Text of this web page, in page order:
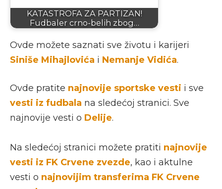
KATASTROFA ZA PARTIZAN!
Fudbaler crno-belih zbog…
Ovde možete saznati sve životu i karijeri
Siniše Mihajlovića i Nemanje Vidića.
Ovde pratite najnovije sportske vesti i sve
vesti iz fudbala na sledećoj stranici. Sve
najnovije vesti o Delije.
Na sledećoj stranici možete pratiti najnovije
vesti iz FK Crvene zvezde, kao i aktulne
vesti o najnovijim transferima FK Crvene